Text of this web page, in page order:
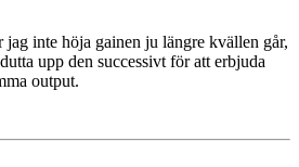
jag inte höja gainen ju längre kvällen går,
upp den successivt för att erbjuda
output.